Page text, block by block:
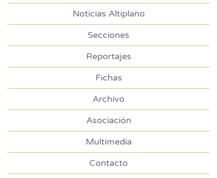
Noticias Altiplano
Secciones
Reportajes
Fichas
Archivo
Asociación
Multimedia
Contacto